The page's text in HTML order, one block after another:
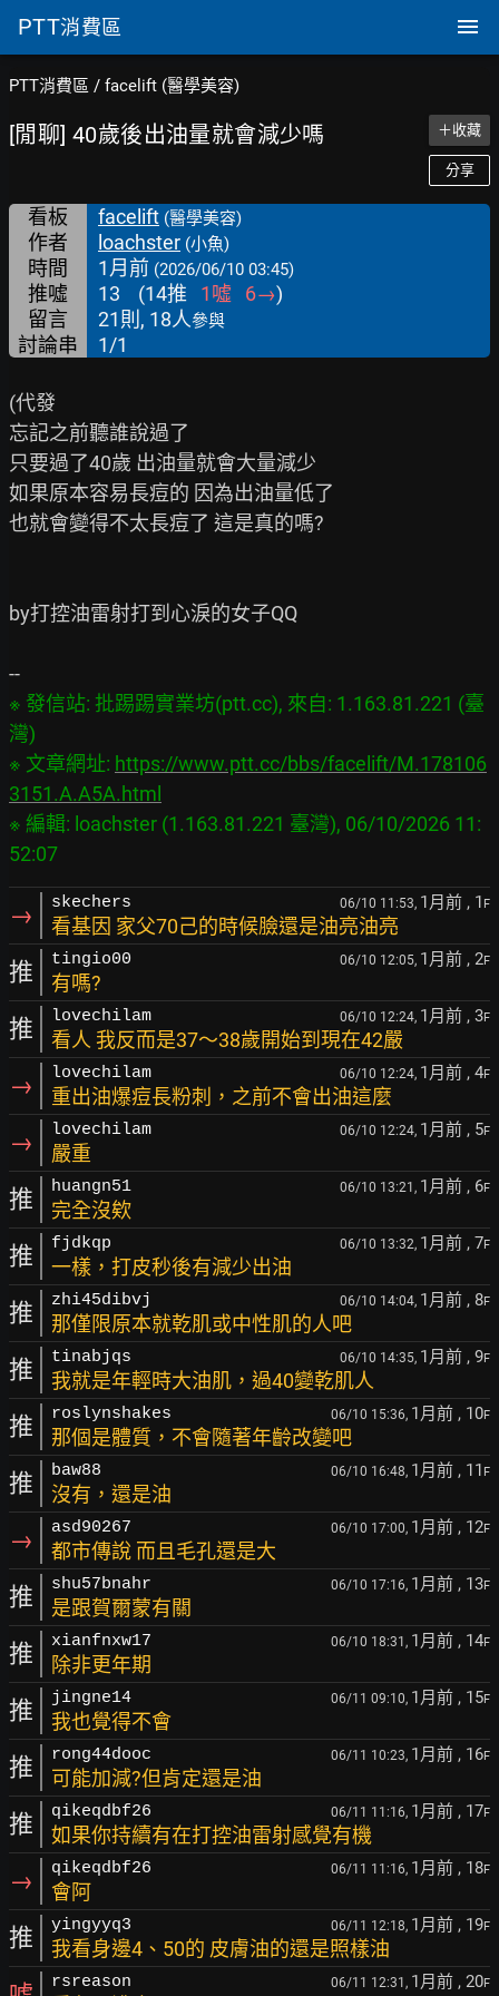
PTT消費區
PTT消費區 / facelift (醫學美容)
[閒聊] 40歲後出油量就會減少嗎 ＋收藏
分享
看板 facelift (醫學美容)
作者 loachster (小魚)
時間 1月前 (2026/06/10 03:45)
推噓 13 (14推 1噓 6→)
留言
21則, 18人參與
討論串 1/1
(代發
忘記之前聽誰說過了
只要過了40歲 出油量就會大量減少
如果原本容易長痘的 因為出油量低了
也就會變得不太長痘了 這是真的嗎?
by打控油雷射打到心淚的女子QQ
※ 發信站: 批踢踢實業坊(ptt.cc), 來自: 1.163.81.221 (臺
灣)
※ 文章網址: https://www.ptt.cc/bbs/facelift/M.178106
3151.A.A5A.html
※ 編輯: loachster (1.163.81.221 臺灣), 06/10/2026 11:
→ skechers 06/10 11:53, 1月前 , 1 F
看基因 家父70己的時候臉還是油亮油亮
推 tingio00 06/10 12:05, 1月前 , 2F
有嗎?
推 lovechilam 06/10 12:24, 1月前 , 3F
看人 我反而是37～38歲開始到現在42嚴
→ lovechilam 06/10 12:24, 1月前 , 4F
重出油爆痘長粉刺，之前不會出油這麼
→ lovechilam 06/10 12:24, 1月前 , 5F
嚴重
推 huangn51 06/10 13:21, 1月前 , 6F
完全沒欸
推 fjdkqp 06/10 13:32, 1月前 , 7F
一樣，打皮秒後有減少出油
推 zhi45dibvj 06/10 14:04, 1月前 , 8F
那僅限原本就乾肌或中性肌的人吧
推 tinabjqs 06/10 14:35, 1月前 , 9F
我就是年輕時大油肌，過40變乾肌人
推 roslynshakes 06/10 15:36, 1月前 , 10F
那個是體質，不會隨著年齡改變吧
推 baw88 06/10 16:48, 1月前 , 11 F
沒有，還是油
→ asd90267 06/10 17:00, 1月前 , 12F
都市傳說 而且毛孔還是大
推 shu57bnahr 06/10 17:16, 1月前 , 13F
是跟賀爾蒙有關
推 xianfnxw17 06/10 18:31, 1月前 , 14F
除非更年期
推 jingne14 06/11 09:10, 1月前 , 15F
我也覺得不會
推 rong44dooc 06/11 10:23, 1月前 , 16F
可能加減?但肯定還是油
推 qikeqdbf26 06/11 11:16, 1月前 , 17F
如果你持續有在打控油雷射感覺有機
→ qikeqdbf26 06/11 11:16, 1月前 , 18F
會阿
推 yingyyq3 06/11 12:18, 1月前 , 19F
我看身邊4、50的 皮膚油的還是照樣油
rsreason 06/11 12:31, 1月前 , 20F